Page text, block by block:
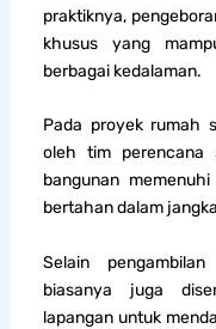
praktiknya,
khusus yang
berbagai kedalaman.
Pada proyek rumah
oleh tim perencana
bangunan
bertahan dalam
Selain
biasanya juga
lapangan untuk